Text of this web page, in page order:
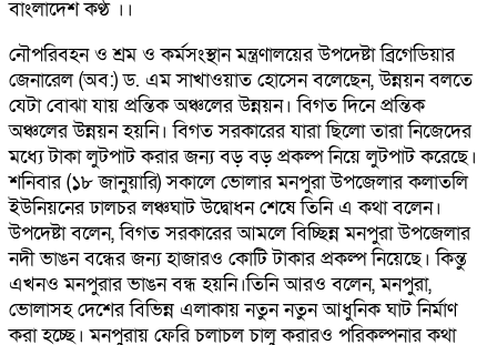
বাংলাদেশ কণ্ঠ ।।
নৌপরিবহন ও শ্রম ও কর্মসংস্থান মন্ত্রণালয়ের উপদেষ্টা ব্রিগেডিয়ার
জেনারেল (অব:) ড. এম সাখাওয়াত হোসেন বলেছেন, উন্নয়ন বলতে
যেটা বোঝা যায় প্রন্তিক অঞ্চলের উন্নয়ন। বিগত দিনে প্রন্তিক
অঞ্চলের উন্নয়ন হয়নি। বিগত সরকারের যারা ছিলো তারা নিজেদের
মধ্যে টাকা লুটপাট করার জন্য বড় বড় প্রকল্প নিয়ে লুটপাট করেছে।
শনিবার (১৮ জানুয়ারি) সকালে ভোলার মনপুরা উপজেলার কলাতলি
ইউনিয়নের ঢালচর লঞ্চঘাট উদ্বোধন শেষে তিনি এ কথা বলেন।
উপদেষ্টা বলেন, বিগত সরকারের আমলে বিচ্ছিন্ন মনপুরা উপজেলার
নদী ভাঙন বন্ধের জন্য হাজারও কোটি টাকার প্রকল্প নিয়েছে। কিন্তু
এখনও মনপুরার ভাঙন বন্ধ হয়নি।তিনি আরও বলেন, মনপুরা,
ভোলাসহ দেশের বিভিন্ন এলাকায় নতুন নতুন আধুনিক ঘাট নির্মাণ
করা হচ্ছে। মনপুরায় ফেরি চলাচল চালু করারও পরিকল্পনার কথা